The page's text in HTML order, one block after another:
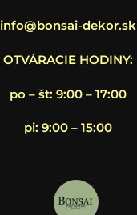
info@bonsai-dekor.sk
OTVÁRACIE HODINY:
po – št: 9:00 – 17:00
pi: 9:00 – 15:00